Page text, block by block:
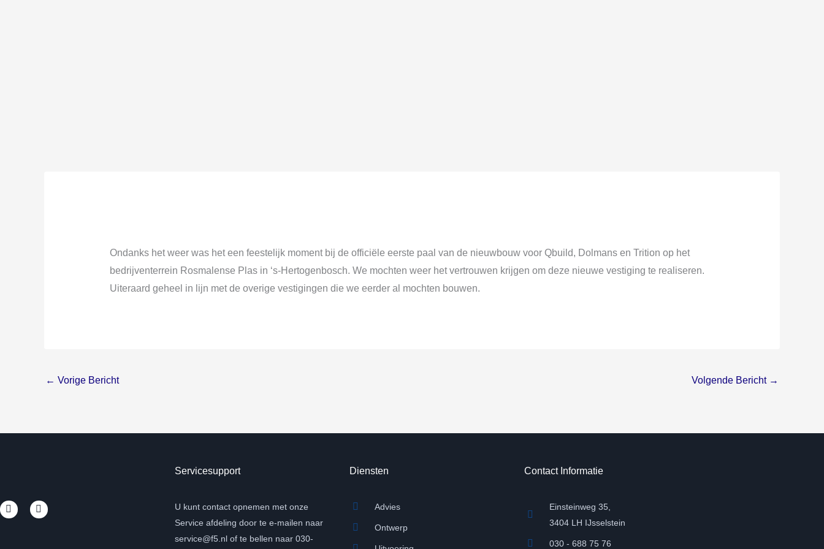
Ondanks het weer was het een feestelijk moment bij de officiële eerste paal van de nieuwbouw voor Qbuild, Dolmans en Trition op het
bedrijventerrein Rosmalense Plas in ‘s-Hertogenbosch. We mochten weer het vertrouwen krijgen om deze nieuwe vestiging te realiseren.
Uiteraard geheel in lijn met de overige vestigingen die we eerder al mochten bouwen.
← Vorige Bericht Volgende Bericht →
L
i
Y
o
Servicesupport
U kunt contact opnemen met onze
Service afdeling door te e-mailen naar
service@f5.nl of te bellen naar 030-
Diensten
Advies
Ontwerp
Contact Informatie
Einsteinweg 35,
3404 LH IJsselstein
030 - 688 75 76